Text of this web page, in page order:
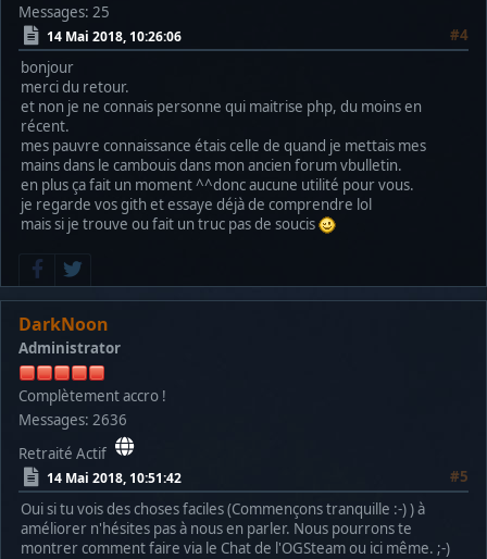
Messages: 25
14 Mai 2018, 10:26:06
#4
bonjour
merci du retour.
et non je ne connais personne qui maitrise php, du moins en
récent.
mes pauvre connaissance étais celle de quand je mettais mes
mains dans le cambouis dans mon ancien forum vbulletin.
en plus ça fait un moment ^^donc aucune utilité pour vous.
je regarde vos gith et essaye déjà de comprendre lol
mais si je trouve ou fait un truc pas de soucis
DarkNoon
Administrator
Complètement accro !
Messages: 2636
Retraité Actif
14 Mai 2018, 10:51:42
#5
Oui si tu vois des choses faciles (Commençons tranquille :-) ) à
améliorer n'hésites pas à nous en parler. Nous pourrons te
montrer comment faire via le Chat de l'OGSteam ou ici même. ;-)